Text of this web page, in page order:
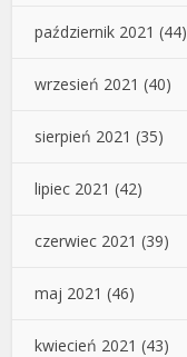
październik 2021 (44)
wrzesień 2021 (40)
sierpień 2021 (35)
lipiec 2021 (42)
czerwiec 2021 (39)
maj 2021 (46)
kwiecień 2021 (43)